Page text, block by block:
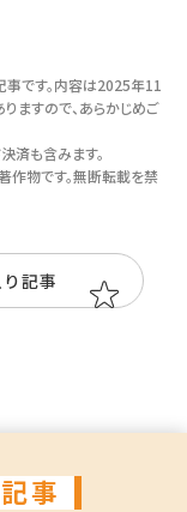
です。内容は2025年11
ますので、あらかじめご
も含みます。
作物です。無断転載を禁
記事
事